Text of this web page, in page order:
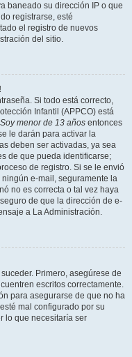
baneado su dirección IP o que
registrarse, esté
el registro de nuevos
del sitio.
Si todo está correcto,
Infantil (APPCO) está
Soy menor de 13 años entonces
le darán para activar la
deben ser activadas, ya sea
de que pueda identificarse;
de registro. Si se le envió
e-mail, seguramente la
no es correcta o tal vez haya
de que la dirección de e-
a La Administración.
Primero, asegúrese de
escritos correctamente.
para asegurarse de que no ha
mal configurado por su
lo que necesitaría ser